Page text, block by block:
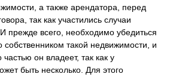
а также арендатора, перед
так как участились случаи
прежде всего, необходимо убедиться
собственником такой недвижимости, и
он владеет, так как у
быть несколько. Для этого